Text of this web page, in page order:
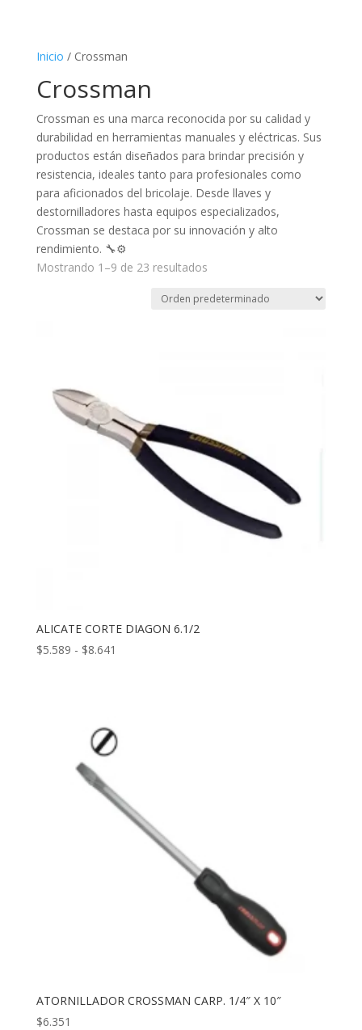
Inicio / Crossman
Crossman
Crossman es una marca reconocida por su calidad y
durabilidad en herramientas manuales y eléctricas. Sus
productos están diseñados para brindar precisión y
resistencia, ideales tanto para profesionales como
para aficionados del bricolaje. Desde llaves y
destornilladores hasta equipos especializados,
Crossman se destaca por su innovación y alto
rendimiento. 🔧⚙️
Mostrando 1–9 de 23 resultados
ALICATE CORTE DIAGON 6.1/2
$5.589 - $8.641
hasta
ATORNILLADOR CROSSMAN CARP. 1/4″ X 10″
$6.351